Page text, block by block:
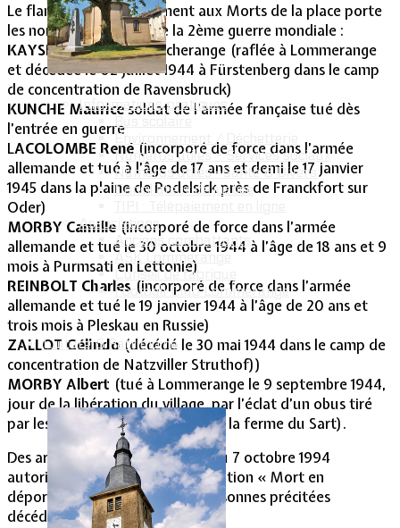
Informations pratiques
Environnement / Déchetterie
Numéros utiles - Services sociaux
Numéros utiles -Santé & Divers
Conciliateur de justice
Associations
Anciens combattants
ASK Lommerange
Conseil de fabrique
Football Club Lommerange
Culture & Patrimoine
Le flanc droit du Monument aux Morts de la place porte
les noms des victimes de la 2ème guerre mondiale :
KAYSEN Joséphined’Escherange (raflée à Lommerange
et décédée le 02 juillet 1944 à Fürstenberg dans le camp
de concentration de Ravensbruck)
KUNCHE Maurice soldat de l’armée française tué dès
l’entrée en guerre
LACOLOMBE René (incorporé de force dans l’armée
allemande et tué à l’âge de 17 ans et demi le 17 janvier
1945 dans la plaine de Podelsick près de Franckfort sur
Oder)
MORBY Camille (incorporé de force dans l’armée
allemande et tué le 30 octobre 1944 à l’âge de 18 ans et 9
mois à Purmsati en Lettonie)
REINBOLT Charles (incorporé de force dans l’armée
allemande et tué le 19 janvier 1944 à l’âge de 20 ans et
trois mois à Pleskau en Russie)
ZALLOT Gélindo (décédé le 30 mai 1944 dans le camp de
concentration de Natzviller Struthof))
MORBY Albert (tué à Lommerange le 9 septembre 1944,
jour de la libération du village, par l’éclat d’un obus tiré
par les américains qui occupaient la ferme du Sart).
Des arrêtés du 20 avril 1993 et du 7 octobre 1994
autorisent l’apposition de la mention « Mort en
déportation » pour les deux personnes précitées
décédées en camp.